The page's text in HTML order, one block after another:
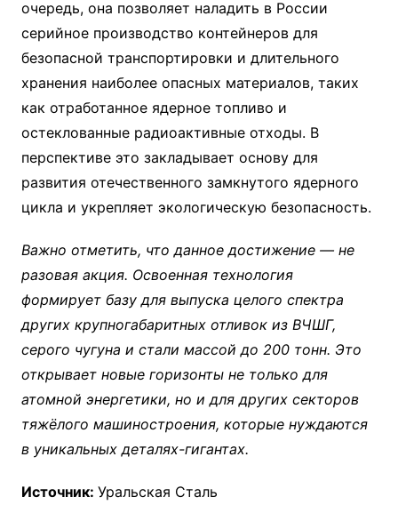
очередь, она позволяет наладить в России
серийное производство контейнеров для
безопасной транспортировки и длительного
хранения наиболее опасных материалов, таких
как отработанное ядерное топливо и
остеклованные радиоактивные отходы. В
перспективе это закладывает основу для
развития отечественного замкнутого ядерного
цикла и укрепляет экологическую безопасность.
Важно отметить, что данное достижение — не
разовая акция. Освоенная технология
формирует базу для выпуска целого спектра
других крупногабаритных отливок из ВЧШГ,
серого чугуна и стали массой до 200 тонн. Это
открывает новые горизонты не только для
атомной энергетики, но и для других секторов
тяжёлого машиностроения, которые нуждаются
в уникальных деталях-гигантах.
Источник: Уральская Сталь